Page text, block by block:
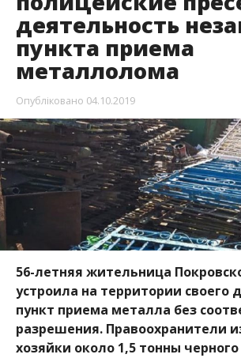
деятельность
пункта приема
металлолома
Опубліковано 04.10.2019
56-летняя жительница
устроила на территории своего
пункт приема металла без
разрешения. Правоохранители
хозяйки около 1,5 тонны